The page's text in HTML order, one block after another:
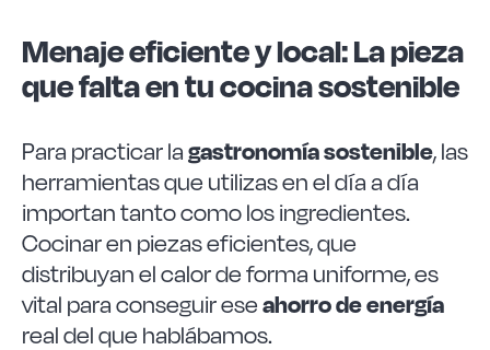
Menaje eficiente y local: La pieza
que falta en tu cocina sostenible
Para practicar lagastronomía sostenible, las
herramientas que utilizas en el día a día
importan tanto como los ingredientes.
Cocinar en piezas eficientes, que
distribuyan el calor de forma uniforme, es
vital para conseguir eseahorro de energía
real del que hablábamos.